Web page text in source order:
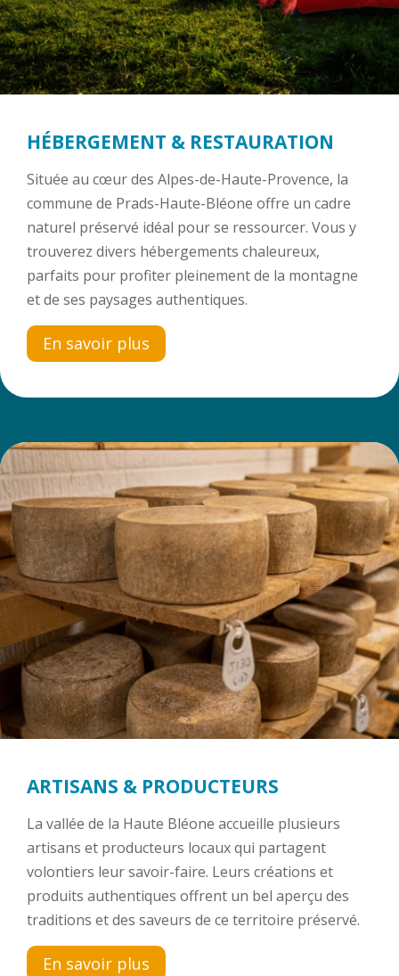
HÉBERGEMENT & RESTAURATION
Située au cœur des Alpes-de-Haute-Provence, la
commune de Prads-Haute-Bléone offre un cadre
naturel préservé idéal pour se ressourcer. Vous y
trouverez divers hébergements chaleureux,
parfaits pour profiter pleinement de la montagne
et de ses paysages authentiques.
En savoir plus
ARTISANS & PRODUCTEURS
La vallée de la Haute Bléone accueille plusieurs
artisans et producteurs locaux qui partagent
volontiers leur savoir-faire. Leurs créations et
produits authentiques offrent un bel aperçu des
traditions et des saveurs de ce territoire préservé.
En savoir plus